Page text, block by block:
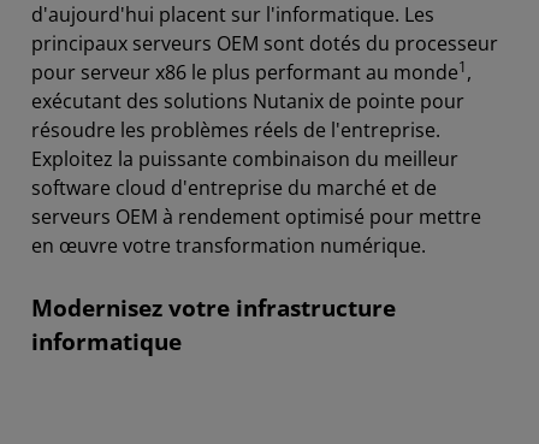
Contacter AMD
d'aujourd'hui placent sur l'informatique. Les
principaux serveurs OEM sont dotés du processeur
pour serveur x86 le plus performant au monde1,
exécutant des solutions Nutanix de pointe pour
résoudre les problèmes réels de l'entreprise.
Exploitez la puissante combinaison du meilleur
software cloud d'entreprise du marché et de
serveurs OEM à rendement optimisé pour mettre
en œuvre votre transformation numérique.
Modernisez votre infrastructure
informatique